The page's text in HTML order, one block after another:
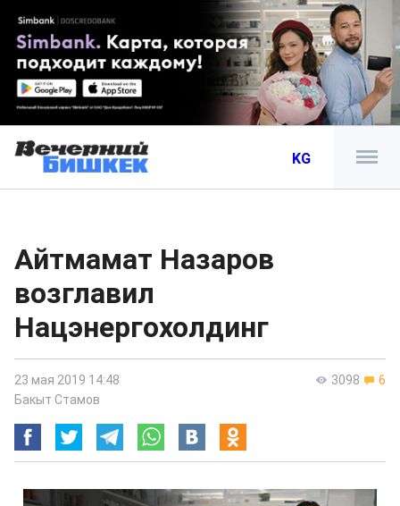
KG
Айтмамат Назаров
возглавил
Нацэнергохолдинг
3098 6
23 мая 2019 14:48
Бакыт Стамов